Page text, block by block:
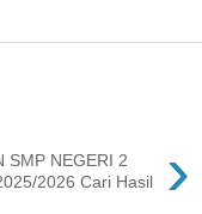
›
SMP NEGERI 2
2026 Cari Hasil